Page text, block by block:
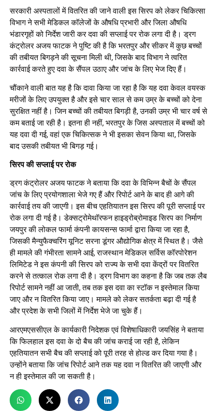
सरकारी अस्पतालों में वितरित की जाने वाली इस सिरप को लेकर चिकित्सा
विभाग ने सभी मेडिकल कॉलेजों के औषधि प्रभारी और जिला औषधि
भंडारगृहों को निर्देश जारी कर दवा की सप्लाई पर रोक लगा दी है। ड्रग
कंट्रोलर अजय फाटक ने पुष्टि की है कि भरतपुर और सीकर में कुछ बच्चों
की तबीयत बिगड़ने की सूचना मिली थी, जिसके बाद विभाग ने त्वरित
कार्रवाई करते हुए दवा के सैंपल उठाए और जांच के लिए भेज दिए हैं।
चौंकाने वाली बात यह है कि दावा किया जा रहा है कि यह दवा केवल वयस्क
मरीजों के लिए उपयुक्त है और इसे चार साल से कम उम्र के बच्चों को देना
सुरक्षित नहीं है। जिन बच्चों की तबीयत बिगड़ी है, उनकी उम्र भी चार वर्ष से
कम बताई जा रही है। इतना ही नहीं, भरतपुर के जिस अस्पताल में बच्चों को
यह दवा दी गई, वहां एक चिकित्सक ने भी इसका सेवन किया था, जिसके
बाद उसकी तबीयत भी बिगड़ गई।
सिरप की सप्लाई पर रोक
ड्रग कंट्रोलर अजय फाटक ने बताया कि दवा के विभिन्न बैचों के सैंपल
जांच के लिए प्रयोगशाला भेजे गए हैं और रिपोर्ट आने के बाद ही आगे की
कार्रवाई तय की जाएगी। इस बीच एहतियातन इस सिरप की पूरी सप्लाई पर
रोक लगा दी गई है। डेक्सट्रोमेथॉरफन हाइड्रोब्रोमाइड सिरप का निर्माण
जयपुर की लोकल फार्मा कंपनी कायसन्स फार्मा द्वारा किया जा रहा है,
जिसकी मैन्युफैक्चरिंग यूनिट सरना डूंगर औद्योगिक क्षेत्र में स्थित है। जैसे
ही मामले की गंभीरता सामने आई, राजस्थान मेडिकल सर्विस कॉरपोरेशन
लिमिटेड ने इस कंपनी की सिरप को राज्य के सभी दवा केंद्रों पर वितरित
करने से तत्काल रोक लगा दी है। ड्रग विभाग का कहना है कि जब तक लैब
रिपोर्ट सामने नहीं आ जाती, तब तक इस दवा का स्टॉक न इस्तेमाल किया
जाए और न वितरित किया जाए। मामले को लेकर सतर्कता बढ़ा दी गई है
और प्रदेश के सभी जिलों में निर्देश भेजे जा चुके हैं।
आरएमएससीएल के कार्यकारी निदेशक एवं विशेषाधिकारी जयसिंह ने बताया
कि फिलहाल इस दवा के दो बैच की जांच कराई जा रही है, लेकिन
एहतियातन सभी बैच की सप्लाई को पूरी तरह से होल्ड कर दिया गया है।
उन्होंने बताया कि जांच रिपोर्ट आने तक यह दवा न वितरित की जाएगी और
न ही इस्तेमाल की जा सकती है।